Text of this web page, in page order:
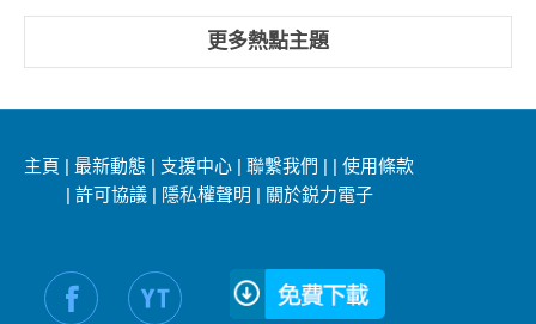
更多熱點主題
主頁 |最新動態 | 支援中心 |聯繫我們 | |使用條款
| 許可協議| 隱私權聲明 | 關於鋭力電子
社交媒體信息：